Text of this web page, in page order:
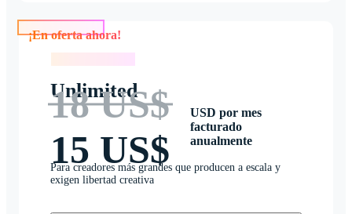
Unlimited
18 US$
15 US$
USD por mes
facturado
anualmente
Para creadores más grandes que producen a escala y
exigen libertad creativa